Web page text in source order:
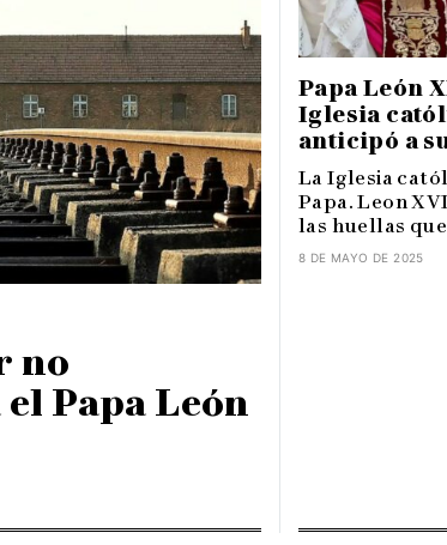
no
Papa León
Papa León
Iglesia
anticipó a
La Iglesia
Papa. Leon
las huellas
8 DE MAYO DE 2025